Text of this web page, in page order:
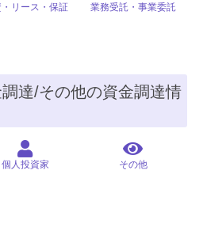
リース・保証 業務受託・事業委託
達/その他の資金調達情
個人投資家 その他